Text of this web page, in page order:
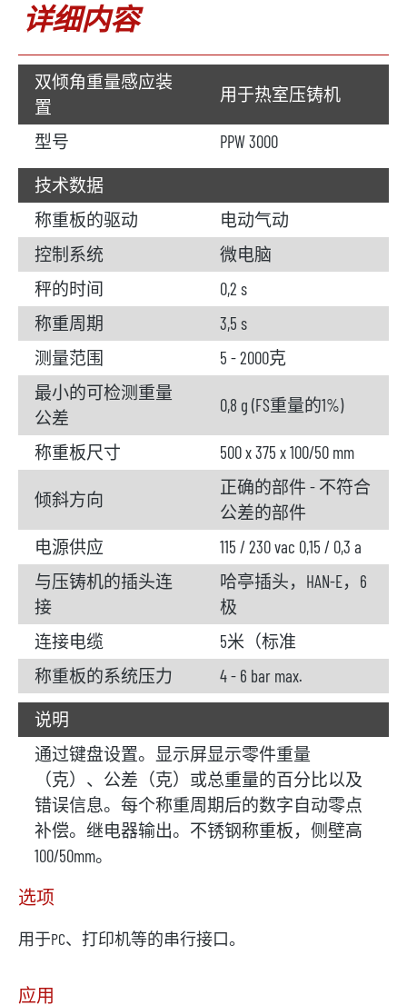
详细内容
双倾角重量感应装
置
用于热室压铸机
型号 PPW 3000
技术数据
称重板的驱动
电动气动
控制系统
微电脑
秤的时间
0,2 s
称重周期
3,5 s
测量范围
5 - 2000克
最小的可检测重量
公差
0,8 g (FS重量的1%)
称重板尺寸 500 x 375 x 100/50 mm
倾斜方向
正确的部件 - 不符合
公差的部件
电源供应
115 / 230 vac 0,15 / 0,3 a
与压铸机的插头连
接
哈亭插头，HAN-E，6
极
连接电缆
5米（标准
称重板的系统压力
4 - 6 bar max.
说明
通过键盘设置。显示屏显示零件重量
（克）、公差（克）或总重量的百分比以及
错误信息。每个称重周期后的数字自动零点
补偿。继电器输出。不锈钢称重板，侧壁高
100/50mm。
选项
用于PC、打印机等的串行接口。
应用